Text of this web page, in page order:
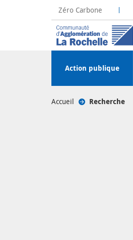
Zéro Carbone
La Rochelle Territoire
Action publique
Accueil Recherche